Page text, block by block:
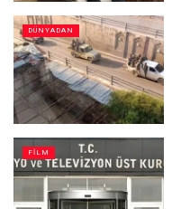
DÜNYADAN
FILM